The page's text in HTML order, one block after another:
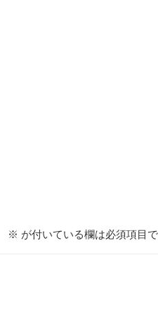
※ が付いている欄は必須項目